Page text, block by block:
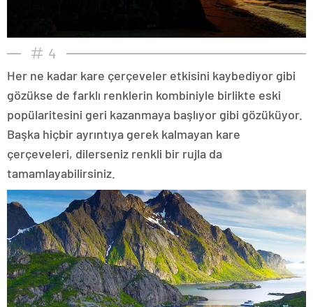
4
Her ne kadar kare çerçeveler etkisini kaybediyor gibi
gözükse de farklı renklerin kombiniyle birlikte eski
popülaritesini geri kazanmaya başlıyor gibi gözüküyor.
Başka hiçbir ayrıntıya gerek kalmayan kare
çerçeveleri, dilerseniz renkli bir rujla da
tamamlayabilirsiniz.